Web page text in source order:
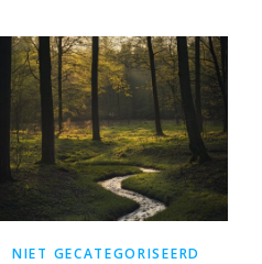
NIET GECATEGORISEERD